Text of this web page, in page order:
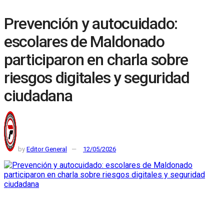
Prevención y autocuidado:
escolares de Maldonado
participaron en charla sobre
riesgos digitales y seguridad
ciudadana
by Editor General 12/05/2026